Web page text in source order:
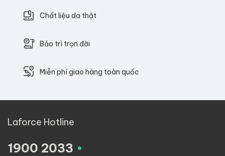
Chất liệu da thật
Bảo trì trọn đời
Miễn phí giao hàng toàn quốc
Laforce Hotline
1900 2033 .